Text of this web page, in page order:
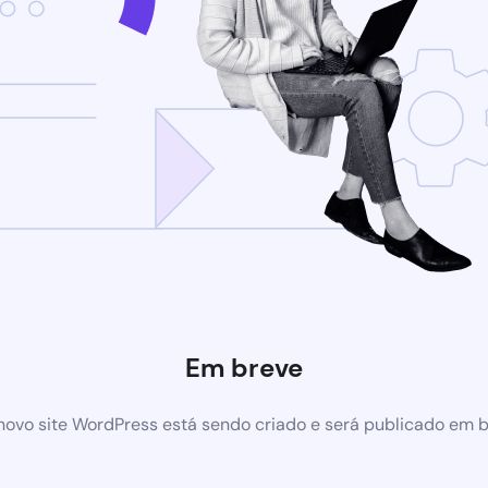
Em breve
site WordPress está sendo criado e será publicado em